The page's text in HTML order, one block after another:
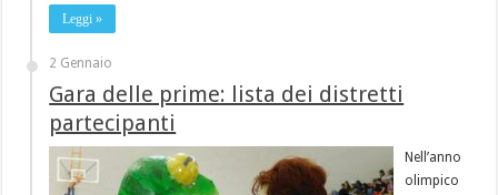
Leggi »
2 Gennaio
Gara delle prime: lista dei distretti
partecipanti
Nell’anno
olimpico